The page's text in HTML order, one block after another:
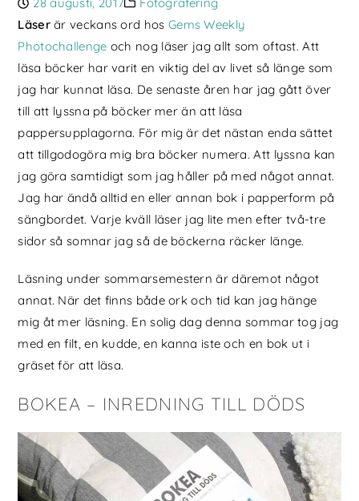
28 augusti, 2017
Fotografering
Läserär veckans ord hos Gems Weekly
Photochallenge och nog läser jag allt som oftast. Att
läsa böcker har varit en viktig del av livet så länge som
jag har kunnat läsa. De senaste åren har jag gått över
till att lyssna på böcker mer än att läsa
pappersupplagorna. För mig är det nästan enda sättet
att tillgodogöra mig bra böcker numera. Att lyssna kan
jag göra samtidigt som jag håller på med något annat.
Jag har ändå alltid en eller annan bok i papperform på
sängbordet. Varje kväll läser jag lite men efter två-tre
sidor så somnar jag så de böckerna räcker länge.
Läsning under sommarsemestern är däremot något
annat. När det finns både ork och tid kan jag hänge
mig åt mer läsning. En solig dag denna sommar tog jag
med en filt, en kudde, en kanna iste och en bok ut i
gräset för att läsa.
BOKEA – INREDNING TILL DÖDS